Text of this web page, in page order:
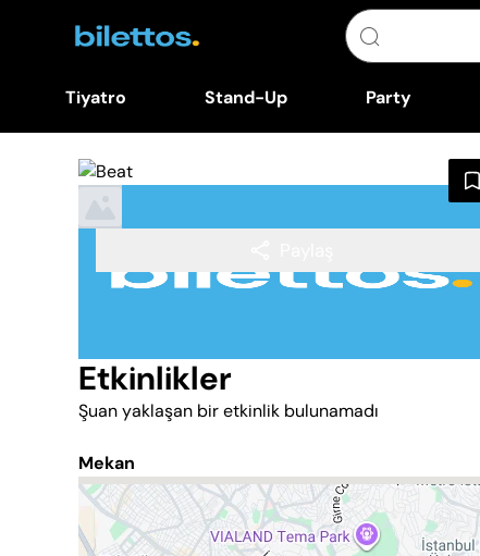
Tiyatro Stand-Up Party
Etkinlikler
Şuan yaklaşan bir etkinlik bulunamadı
Mekan